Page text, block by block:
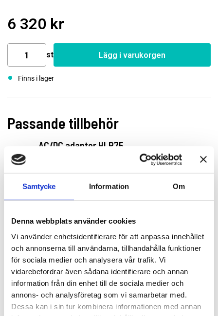
Samtycke Information Om
Denna webbplats använder cookies
Vi använder enhetsidentifierare för att anpassa innehållet
och annonserna till användarna, tillhandahålla funktioner
för sociala medier och analysera vår trafik. Vi
vidarebefordrar även sådana identifierare och annan
information från din enhet till de sociala medier och
annons- och analysföretag som vi samarbetar med.
Dessa kan i sin tur kombinera informationen med annan
6 320 kr
st Lägg i varukorgen
Finns i lager
Passande tillbehör
AC/DC adapter HLR75
1 640 kr Lägg till
Laddare till HLR75
770 kr Lägg till
Stödrondell 75 mm LHR75 /LHR75E
990.007
445 kr Lägg till